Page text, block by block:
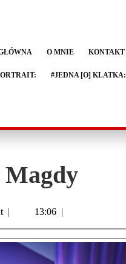
O MNIE KONTAKT
#JEDNA [O] KLATKA:
Magdy
| 13:06 |